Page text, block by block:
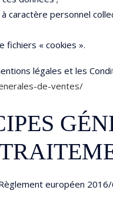
caractère personnel
fichiers « cookies ».
légales et les
de-ventes/
européen